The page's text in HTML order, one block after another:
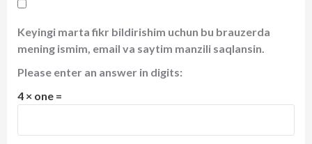
Keyingi marta fikr bildirishim uchun bu brauzerda
mening ismim, email va saytim manzili saqlansin.
Please enter an answer in digits:
4 × one =